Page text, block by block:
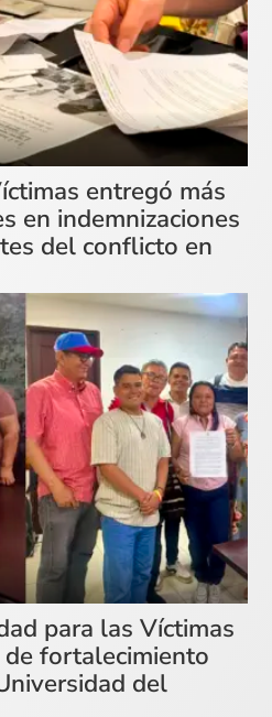
entregó más
en indemnizaciones
del conflicto en
para las Víctimas
fortalecimiento
del